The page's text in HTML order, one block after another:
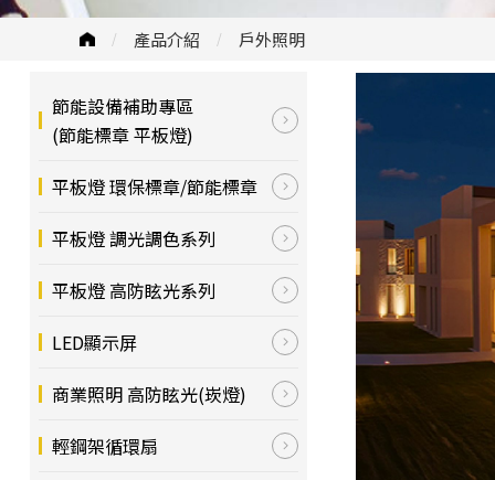
產品介紹 戶外照明
節能設備補助專區
(節能標章 平板燈)
平板燈 環保標章/節能標章
平板燈 調光調色系列
平板燈 高防眩光系列
LED顯示屏
商業照明 高防眩光(崁燈)
輕鋼架循環扇